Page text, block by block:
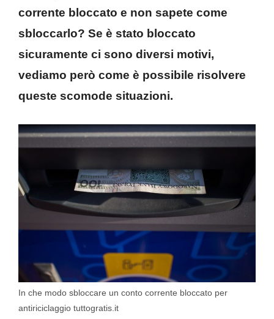
corrente bloccato e non sapete come
sbloccarlo? Se è stato bloccato
sicuramente ci sono diversi motivi,
vediamo però come è possibile risolvere
queste scomode situazioni.
In che modo sbloccare un conto corrente bloccato per
antiriciclaggio tuttogratis.it